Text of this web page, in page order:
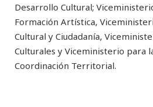
Desarrollo Cultural;
Formación Artística,
Cultural y Ciudadanía,
Culturales y Viceministerio para
Coordinación Territorial.